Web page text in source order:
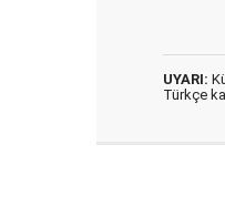
UYARI:
Türkçe